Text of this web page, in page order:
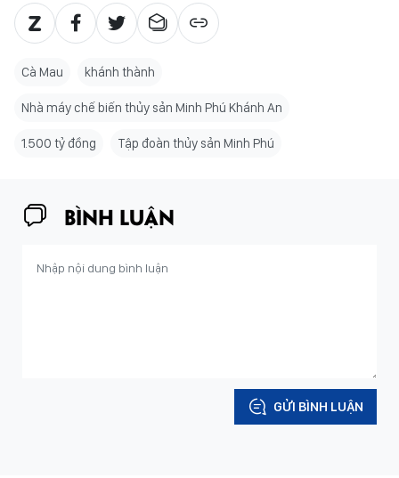
Cà Mau khánh thành
Nhà máy chế biến thủy sản Minh Phú Khánh An
1.500 tỷ đồng Tập đoàn thủy sản Minh Phú
BÌNH LUẬN
GỬI BÌNH LUẬN